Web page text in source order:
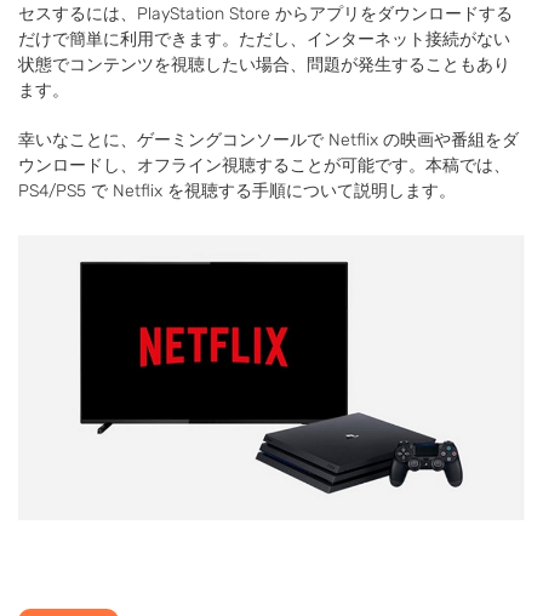
セスするには、PlayStation Store からアプリをダウンロードする
だけで簡単に利用できます。ただし、インターネット接続がない
状態でコンテンツを視聴したい場合、問題が発生することもあり
ます。
幸いなことに、ゲーミングコンソールで Netflix の映画や番組をダ
ウンロードし、オフライン視聴することが可能です。本稿では、
PS4/PS5 で Netflix を視聴する手順について説明します。